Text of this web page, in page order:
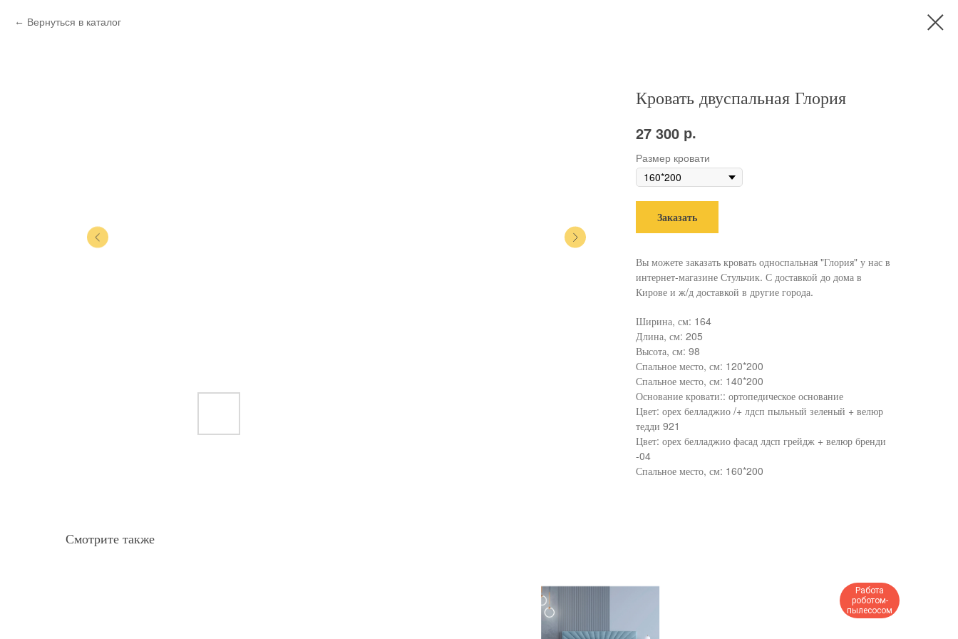
Вернуться в каталог
Кровать двуспальная Глория
27 300 р.
Размер кровати
Заказать
Вы можете заказать кровать односпальная "Глория" у нас в
интернет-магазине Стульчик. С доставкой до дома в
Кирове и ж/д доставкой в другие города.
Ширина, см: 164
Длина, см: 205
Высота, см: 98
Спальное место, см: 120*200
Спальное место, см: 140*200
Основание кровати:: ортопедическое основание
Цвет: орех белладжио /+ лдсп пыльный зеленый + велюр
тедди 921
Цвет: орех белладжио фасад лдсп грейдж + велюр бренди
-04
Спальное место, см: 160*200
Смотрите также
Работа
роботом-
пылесосом